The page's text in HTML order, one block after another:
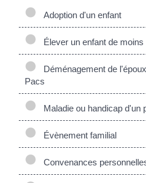
Adoption d'un enfant
Élever un enfant de moins
Déménagement de
Pacs
Maladie ou handicap d'un
Évènement familial
Convenances